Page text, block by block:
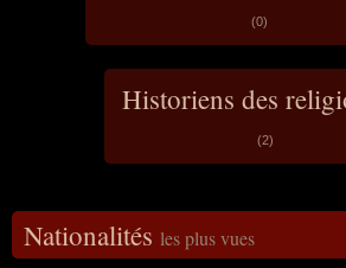
(0)
Historiens des
(2)
Nationalités les plus vues